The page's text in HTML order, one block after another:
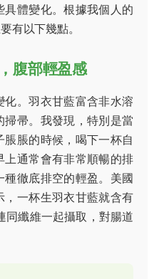
體變化。根據我個人的
有以下幾點。
腹部輕盈感
。羽衣甘藍富含非水溶
帚。我發現，特別是當
脹的時候，喝下一杯自
通常會有非常順暢的排
徹底排空的輕盈。美國
，一杯生羽衣甘藍就含有
同纖維一起攝取，對腸道